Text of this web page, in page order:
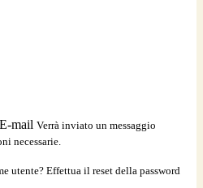
E-mail Verrà inviato un messaggio
necessarie.
utente? Effettua il reset della password